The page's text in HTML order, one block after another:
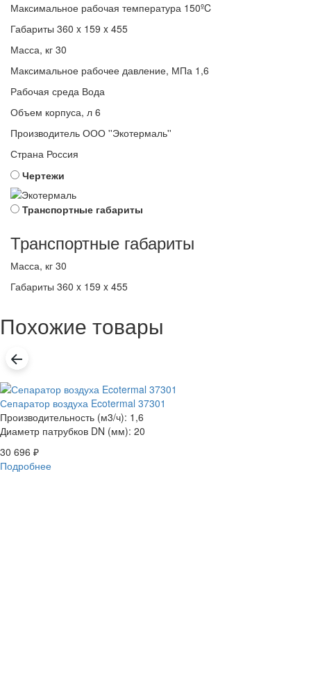
Максимальное рабочая температура 150ºC
Габариты 360 x 159 x 455
Масса, кг 30
Максимальное рабочее давление, МПа 1,6
Рабочая среда Вода
Объем корпуса, л 6
Производитель ООО ''Экотермаль''
Страна Россия
Чертежи
Транспортные габариты
Транспортные габариты
Масса, кг 30
Габариты 360 x 159 x 455
Похожие товары
Сепаратор воздуха Ecotermal 37301
Производительность (м3/ч): 1,6
Диаметр патрубков DN (мм): 20
30 696 ₽
Подробнее